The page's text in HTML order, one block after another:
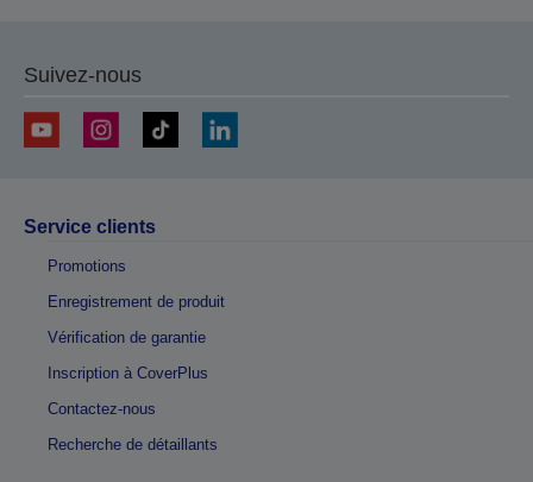
Suivez-nous
Service clients
Promotions
Enregistrement de produit
Vérification de garantie
Inscription à CoverPlus
Contactez-nous
Recherche de détaillants